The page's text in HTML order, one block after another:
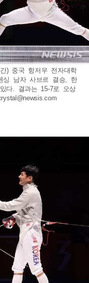
) 중국 항저우 전자대학
싱 남자 사브르 결승, 한
다. 결과는 15-7로 오상